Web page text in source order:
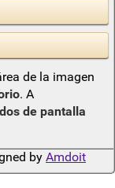
de la imagen
. A
de pantalla
by Amdoit